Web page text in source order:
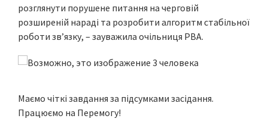
розглянути порушене питання на черговій
розширеній нараді та розробити алгоритм стабільної
роботи зв’язку, – зауважила очільниця РВА.
Маємо чіткі завдання за підсумками засідання.
Працюємо на Перемогу!